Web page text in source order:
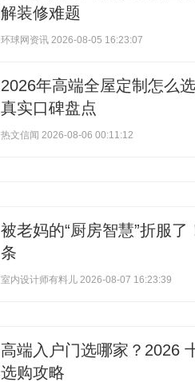
解装修难题
环球网资讯 2026-08-05 16:23:07
2026年高端全屋定制怎么
真实口碑盘点
热文信闻 2026-08-06 00:11:12
被老妈的“厨房智慧”折服
条
室内设计师有料儿 2026-08-07 16:23:39
高端入户门选哪家？2026
选购攻略